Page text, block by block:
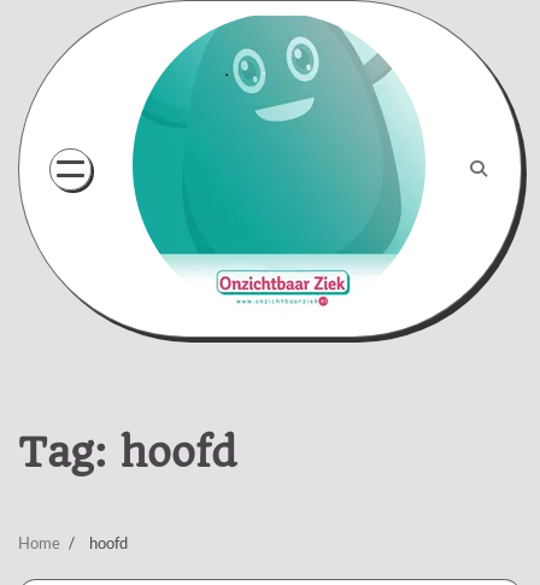
content
Tag: hoofd
Home hoofd